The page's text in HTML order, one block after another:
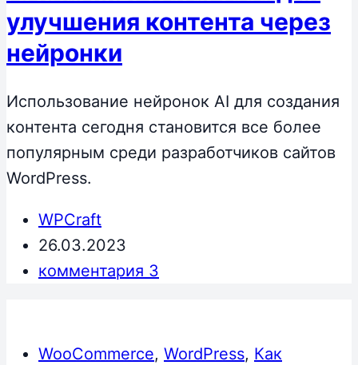
улучшения контента через
нейронки
Использование нейронок AI для создания
контента сегодня становится все более
популярным среди разработчиков сайтов
WordPress.
WPCraft
26.03.2023
комментария 3
WooCommerce, WordPress, Как